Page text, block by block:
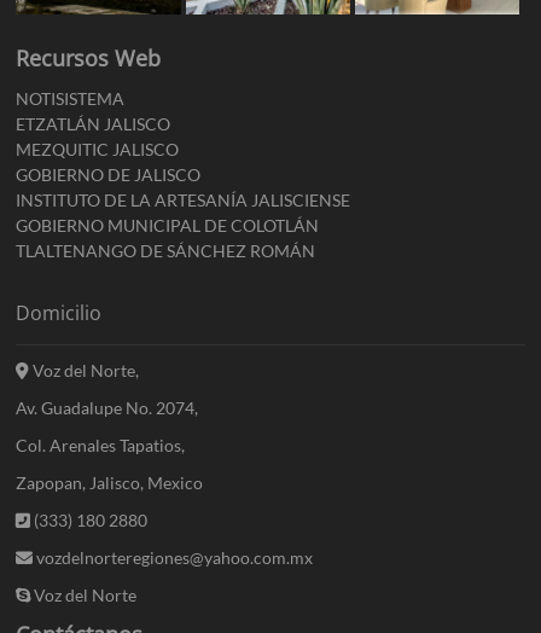
Recursos Web
NOTISISTEMA
ETZATLÁN JALISCO
MEZQUITIC JALISCO
GOBIERNO DE JALISCO
INSTITUTO DE LA ARTESANÍA JALISCIENSE
GOBIERNO MUNICIPAL DE COLOTLÁN
TLALTENANGO DE SÁNCHEZ ROMÁN
Domicilio
Voz del Norte,
Av. Guadalupe No. 2074,
Col. Arenales Tapatios,
Zapopan, Jalisco, Mexico
(333) 180 2880
vozdelnorteregiones@yahoo.com.mx
Voz del Norte